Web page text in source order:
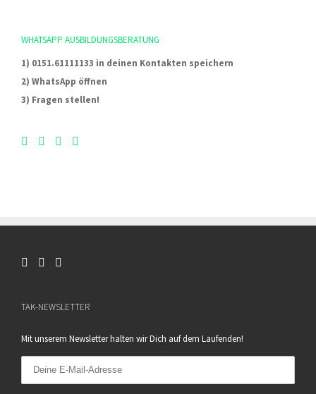
WHATSAPP AUSBILDUNGSBERATUNG
1) 0151.61111133 in deinen Kontakten speichern
2) WhatsApp öffnen
3) Fragen stellen!
TAK-NEWSLETTER
Mit unserem Newsletter halten wir Dich auf dem Laufenden!